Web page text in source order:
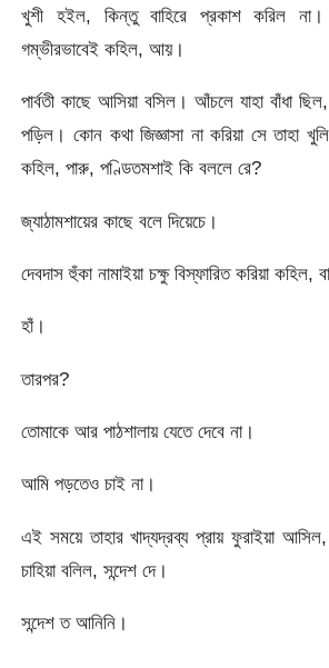
খুশী হইল, কিন্তু বাহিরে প্রকাশ করিল না।
গম্ভীরভাবেই কহিল, আয়।
পার্বতী কাছে আসিয়া বসিল। আঁচলে যাহা বাঁধা ছিল,
পড়িল। কোন কথা জিজ্ঞাসা না করিয়া সে তাহা
কহিল, পারু, পণ্ডিতমশাই কি বললে রে?
জ্যাঠামশায়ের কাছে বলে দিয়েচে।
দেবদাস হুঁকা নামাইয়া চক্ষু বিস্ফারিত করিয়া কহিল,
হাঁ।
তারপর?
তোমাকে আর পাঠশালায় যেতে দেবে না।
আমি পড়তেও চাই না।
এই সময়ে তাহার খাদ্যদ্রব্য প্রায় ফুরাইয়া আসিল,
চাহিয়া বলিল, সন্দেশ দে।
সন্দেশ ত আনিনি।